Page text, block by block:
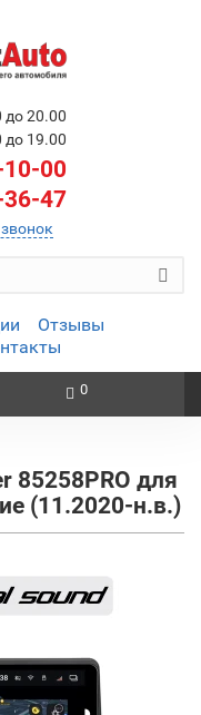
до 20.00
до 19.00
00
47
Отзывы
0
85258PRO для
(11.2020-н.в.)